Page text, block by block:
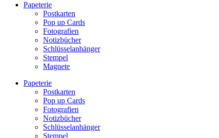
Papeterie
Postkarten
Pop up Cards
Fotografien
Notizbücher
Schlüsselanhänger
Stempel
Magnete
Papeterie
Postkarten
Pop up Cards
Fotografien
Notizbücher
Schlüsselanhänger
Stempel